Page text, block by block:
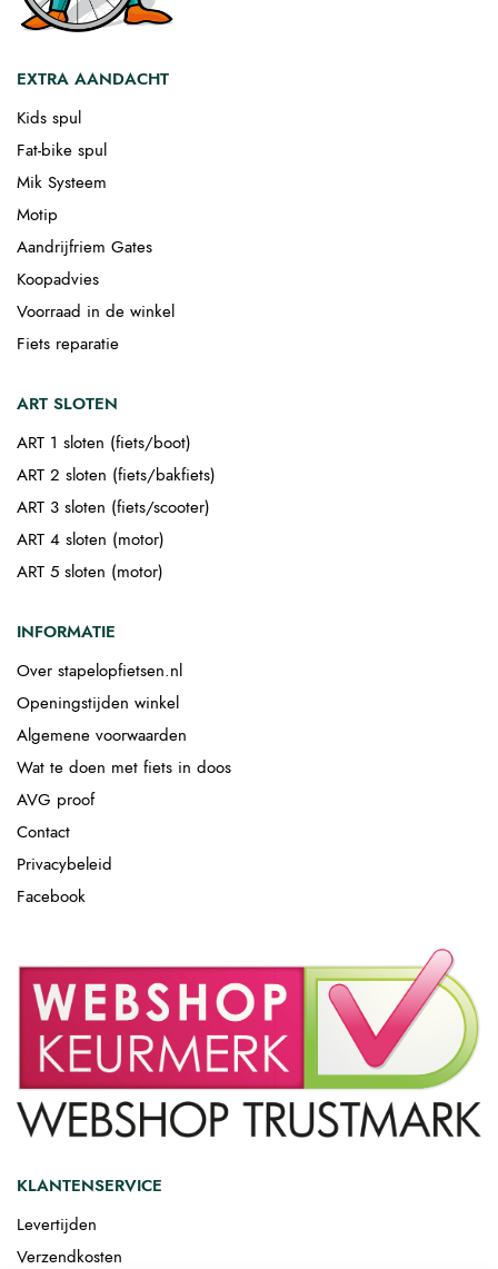
EXTRA AANDACHT
Kids spul
Fat-bike spul
Mik Systeem
Motip
Aandrijfriem Gates
Koopadvies
Voorraad in de winkel
Fiets reparatie
ART SLOTEN
ART 1 sloten (fiets/boot)
ART 2 sloten (fiets/bakfiets)
ART 3 sloten (fiets/scooter)
ART 4 sloten (motor)
ART 5 sloten (motor)
INFORMATIE
Over stapelopfietsen.nl
Openingstijden winkel
Algemene voorwaarden
Wat te doen met fiets in doos
AVG proof
Contact
Privacybeleid
Facebook
KLANTENSERVICE
Levertijden
Verzendkosten